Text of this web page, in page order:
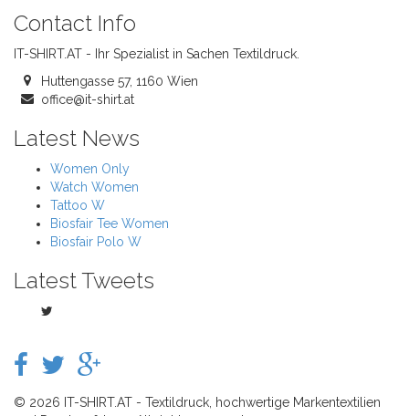
Contact Info
IT-SHIRT.AT - Ihr Spezialist in Sachen Textildruck.
Huttengasse 57, 1160 Wien
office@it-shirt.at
Latest News
Women Only
Watch Women
Tattoo W
Biosfair Tee Women
Biosfair Polo W
Latest Tweets
© 2026 IT-SHIRT.AT - Textildruck, hochwertige Markentextilien